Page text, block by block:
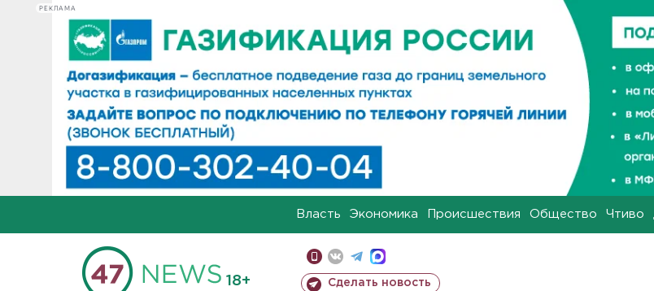
РЕКЛАМА
Власть Экономика Происшествия Общество Чтиво
18+ Сделать новость